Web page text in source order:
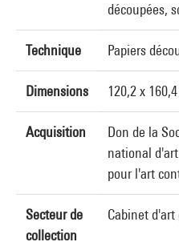
découpées,
Technique Papiers
Dimensions 120,2 x
Acquisition
Don de la
national
pour l'art
Secteur de
collection
Cabinet